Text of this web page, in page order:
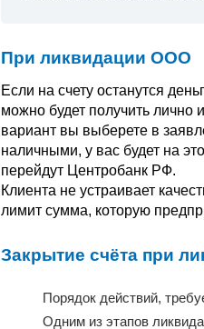
При ликвидации ООО
Если на счету останутся
можно будет получить лично
вариант вы выберете в
наличными, у вас будет на
перейдут Центробанк РФ.
Клиента не устраивает
лимит сумма, которую
Закрытие счёта при
Порядок действий,
Одним из этапов